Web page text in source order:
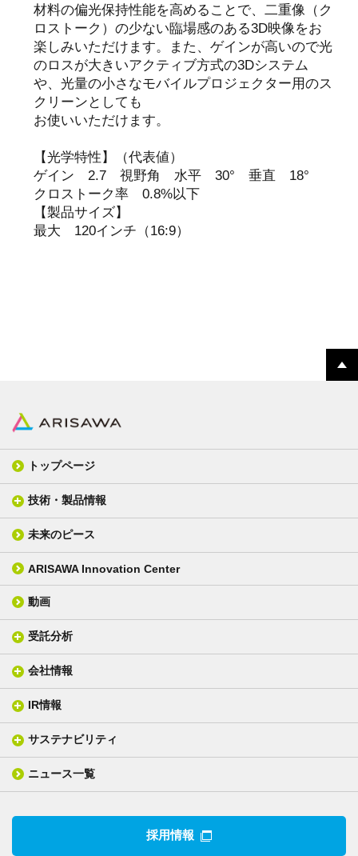
材料の偏光保持性能を高めることで、二重像（ク
ロストーク）の少ない臨場感のある3D映像をお
楽しみいただけます。また、ゲインが高いので光
のロスが大きいアクティブ方式の3Dシステム
や、光量の小さなモバイルプロジェクター用のス
クリーンとしても
お使いいただけます。
【光学特性】（代表値）
ゲイン 2.7 視野角 水平 30° 垂直 18°
クロストーク率 0.8%以下
【製品サイズ】
最大 120インチ（16:9）
トップページ
技術・製品情報
FPC材料
カバーレイフィルム
銅張り積層板
層間接着シート
3D材料
電気絶縁・産業構造材料
織物製品
一般塗工製品
産業用構造材料
塗る
技術用語集
技術・製品情報トップ
未来のピース
ARISAWA Innovation Center
動画
受託分析
分析メニュー(事例)
分析ニュース
会社情報
会社概要
事業所
関係企業
IR情報
IR情報トップ
サステナビリティ
サステナビリティ・マネジメント
社会との関わり
ニュース一覧
採用情報